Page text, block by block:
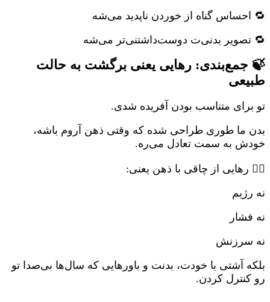
🔁 احساس گناه از خوردن ناپدید می‌شه
🔁 تصویر بدنی‌ت دوست‌داشتنی‌تر می‌شه
🍃 جمع‌بندی: رهایی یعنی برگشت به حالت
طبیعی
تو برای متناسب بودن آفریده شدی.
بدن ما طوری طراحی شده که وقتی ذهن آروم باشه،
خودش به سمت تعادل می‌ره.
🧘‍♀️ رهایی از چاقی با ذهن یعنی:
نه رژیم
نه فشار
نه سرزنش
بلکه آشتی با خودت، بدنت و باورهایی که سال‌ها بی‌صدا تو
رو کنترل کردن.